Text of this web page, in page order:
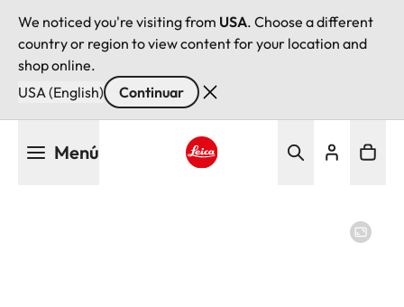
We noticed you're visiting from USA. Choose a different
country or region to view content for your location and
shop online.
USA (English)
Continuar
Menú